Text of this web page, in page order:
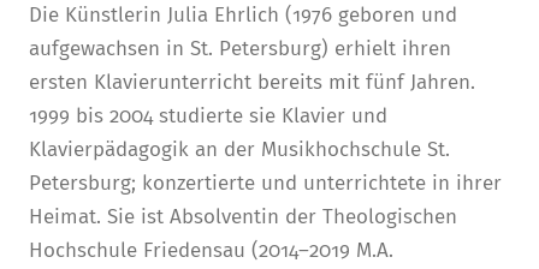
Die Künstlerin Julia Ehrlich (1976 geboren und
aufgewachsen in St. Petersburg) erhielt ihren
ersten Klavierunterricht bereits mit fünf Jahren.
1999 bis 2004 studierte sie Klavier und
Klavierpädagogik an der Musikhochschule St.
Petersburg; konzertierte und unterrichtete in ihrer
Heimat. Sie ist Absolventin der Theologischen
Hochschule Friedensau (2014–2019 M.A.